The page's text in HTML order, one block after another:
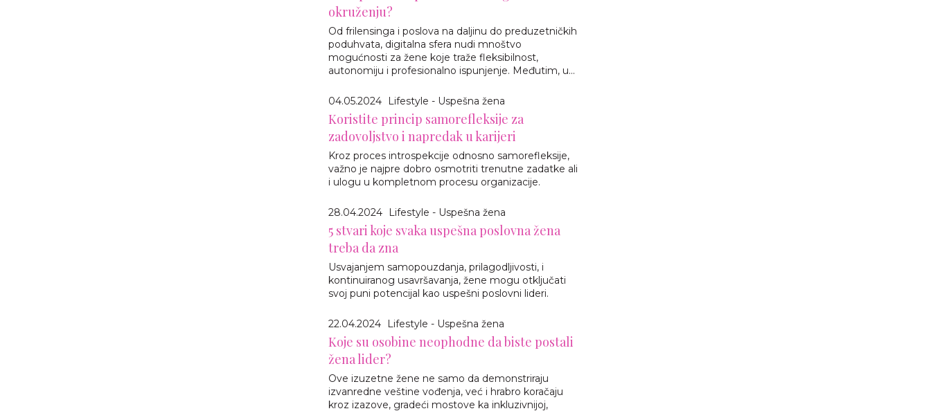
okruženju?
Od frilensinga i poslova na daljinu do preduzetničkih
poduhvata, digitalna sfera nudi mnoštvo
mogućnosti za žene koje traže fleksibilnost,
autonomiju i profesionalno ispunjenje. Međutim, u...
04.05.2024 Lifestyle - Uspešna žena
Koristite princip samorefleksije za
zadovoljstvo i napredak u karijeri
Kroz proces introspekcije odnosno samorefleksije,
važno je najpre dobro osmotriti trenutne zadatke ali
i ulogu u kompletnom procesu organizacije.
28.04.2024 Lifestyle - Uspešna žena
5 stvari koje svaka uspešna poslovna žena
treba da zna
Usvajanjem samopouzdanja, prilagodljivosti, i
kontinuiranog usavršavanja, žene mogu otključati
svoj puni potencijal kao uspešni poslovni lideri.
22.04.2024 Lifestyle - Uspešna žena
Koje su osobine neophodne da biste postali
žena lider?
Ove izuzetne žene ne samo da demonstriraju
izvanredne veštine vođenja, već i hrabro koračaju
kroz izazove, gradeći mostove ka inkluzivnijoj,